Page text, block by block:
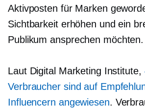
Aktivposten für Marken
Sichtbarkeit erhöhen und ein
Publikum ansprechen möchten.
Laut Digital Marketing Institute,
Verbraucher sind auf
Influencern angewiesen.